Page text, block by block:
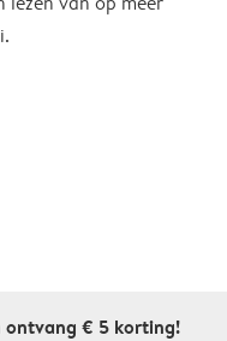
ontvang € 5 korting!